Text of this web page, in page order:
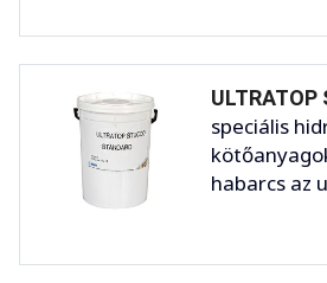
ULTRATOP
speciális
habarcs az